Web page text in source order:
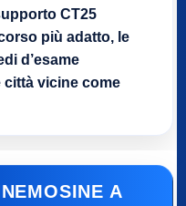
CT25
più adatto, le
d’esame
vicine come
A